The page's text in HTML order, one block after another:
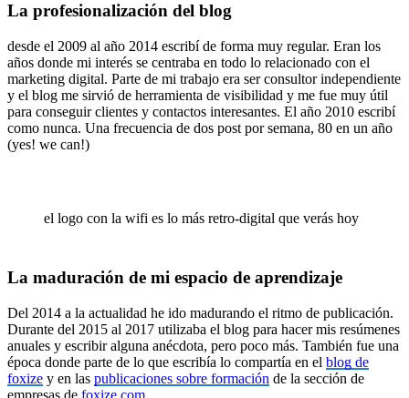
La profesionalización del blog
desde el 2009 al año 2014 escribí de forma muy regular. Eran los
años donde mi interés se centraba en todo lo relacionado con el
marketing digital. Parte de mi trabajo era ser consultor independiente
y el blog me sirvió de herramienta de visibilidad y me fue muy útil
para conseguir clientes y contactos interesantes. El año 2010 escribí
como nunca. Una frecuencia de dos post por semana, 80 en un año
(yes! we can!)
el logo con la wifi es lo más retro-digital que verás hoy
La maduración de mi espacio de aprendizaje
Del 2014 a la actualidad he ido madurando el ritmo de publicación.
Durante del 2015 al 2017 utilizaba el blog para hacer mis resúmenes
anuales y escribir alguna anécdota, pero poco más. También fue una
época donde parte de lo que escribía lo compartía en el blog de
foxize y en las publicaciones sobre formación de la sección de
empresas de foxize.com